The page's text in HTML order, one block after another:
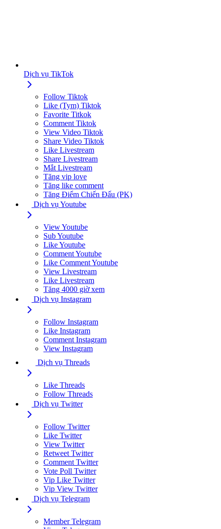
Dịch vụ TikTok
Follow Tiktok
Like (Tym) Tiktok
Favorite Titkok
Comment Tiktok
View Video Tiktok
Share Video Tiktok
Like Livestream
Share Livestream
Mắt Livestream
Tăng vip love
Tăng like comment
Tăng Điểm Chiến Đấu (PK)
Dịch vụ Youtube
View Youtube
Sub Youtube
Like Youtube
Comment Youtube
Like Comment Youtube
View Livestream
Like Livestream
Tăng 4000 giờ xem
Dịch vụ Instagram
Follow Instagram
Like Instagram
Comment Instagram
View Instagram
Dịch vụ Threads
Like Threads
Follow Threads
Dịch vụ Twitter
Follow Twitter
Like Twitter
View Twitter
Retweet Twitter
Comment Twitter
Vote Poll Twitter
Vip Like Twitter
Vip View Twitter
Dịch vụ Telegram
Member Telegram